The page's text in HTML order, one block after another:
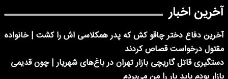
آخرین اخبار
آخرین دفاع دختر چاقو کش که پدر همکلاسی اش را کشت | خانواده
مقتول درخواست قصاص کردند
دستگیری قاتل گاریچی بازار تهران در باغ‌های شهریار | چون قدیمی